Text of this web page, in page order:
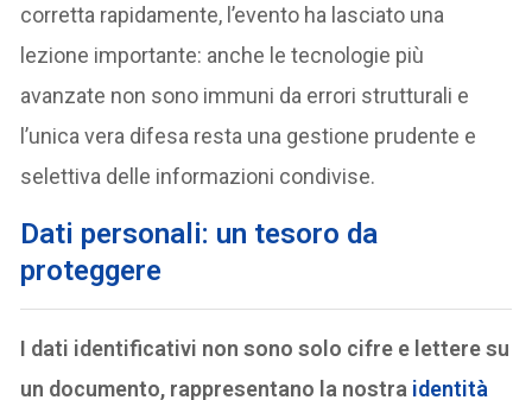
corretta rapidamente, l’evento ha lasciato una
lezione importante: anche le tecnologie più
avanzate non sono immuni da errori strutturali e
l’unica vera difesa resta una gestione prudente e
selettiva delle informazioni condivise.
Dati personali: un tesoro da
proteggere
I dati identificativi non sono solo cifre e lettere su
un documento, rappresentano la nostra identità